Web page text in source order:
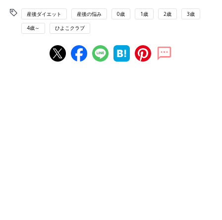
産後ダイエット 産後の悩み 0歳 1歳 2歳 3歳
4歳～ ひよこクラブ